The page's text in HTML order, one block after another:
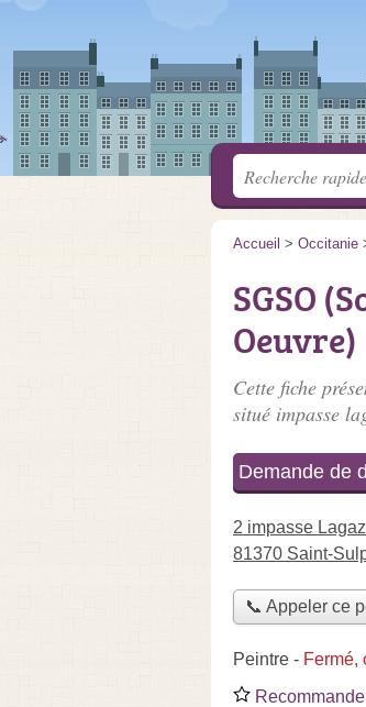
Accueil > Occitanie
SGSO
Oeuvre)
Cette fiche
situé impasse
Demande de
2 impasse
81370 Saint-
📞 Appeler ce
Peintre - Fermé,